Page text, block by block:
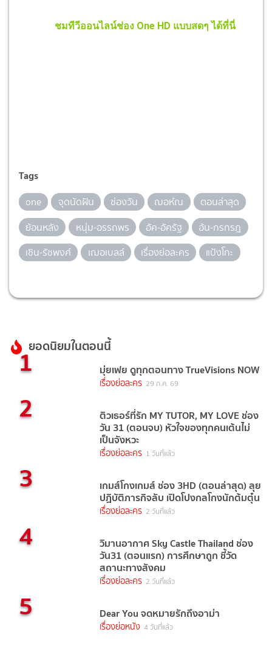
ชมทีวีออนไลน์ช่อง One HD แบบสดๆ ได้ที่นี่
Tags
one จุดนัดฝัน ช่องวัน ฌอห์ณ
ตอนล่าสุด
ย้อนหลัง
หนุ่ม-อรรถพร อัค-อัครัฐ
อ้น-กรกรฎ
เซิน-รัชพงศ์
เฌอเบลล์ เรื่องย่อละคร แป้งโกะ
ยอดนิยมในตอนนี้
1 มุ่ยเฟย ดูทุกตอนทาง TrueVisions NOW
เรื่องย่อละคร 29 ก.ค. 69
2 ติวเธอร์ที่รัก MY TUTOR, MY LOVE ช่อง
วัน 31 (ตอนจบ) หัวใจของทุกคนเต้นไม่
เป็นจังหวะ
เรื่องย่อละคร 1 วันที่แล้ว
3 เกมส์โกงเกมส์ ช่อง 3HD (ตอนล่าสุด) ลุย
ปฏิบัติภารกิจลับ เปิดโปงกลโกงนักต้มตุ๋น
เรื่องย่อละคร 2 วันที่แล้ว
4 วิมานอากาศ Sky Castle Thailand ช่อง
วัน31 (ตอนแรก) การศึกษาถูก ชี้วัด
สถานะทางสังคม
เรื่องย่อละคร 2 วันที่แล้ว
5 Dear You จดหมายรักถึงอาม่า
เรื่องย่อหนัง 4 วันที่แล้ว